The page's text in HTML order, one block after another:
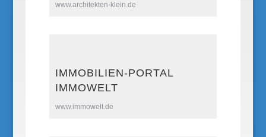
www.architekten-klein.de
IMMOBILIEN-PORTAL
IMMOWELT
www.immowelt.de